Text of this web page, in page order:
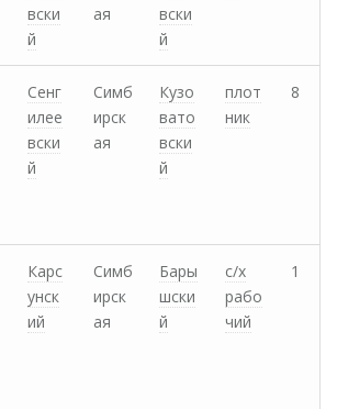
вски
й
ая
вски
й
Сенг
илее
вски
й
Симб
ирск
ая
Кузо
вато
вски
й
плот
ник
8
Карс
унск
ий
Симб
ирск
ая
Бары
шски
й
с/х
рабо
чий
1